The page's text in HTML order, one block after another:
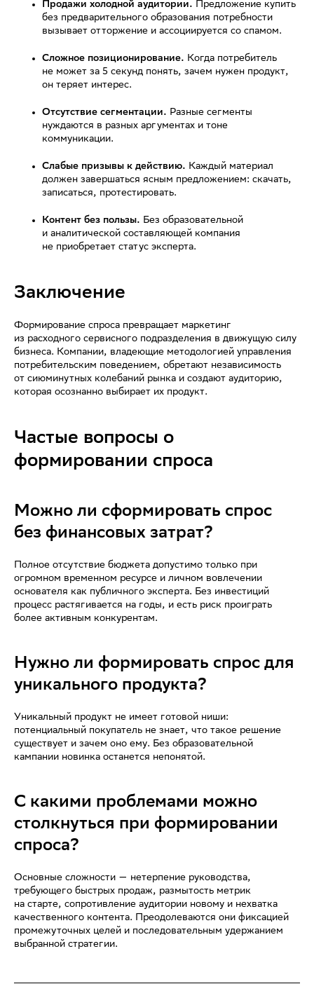
Продажи холодной аудитории. Предложение купить
без предварительного образования потребности
вызывает отторжение и ассоциируется со спамом.
Сложное позиционирование. Когда потребитель
не может за 5 секунд понять, зачем нужен продукт,
он теряет интерес.
Отсутствие сегментации. Разные сегменты
нуждаются в разных аргументах и тоне
коммуникации.
Слабые призывы к действию. Каждый материал
должен завершаться ясным предложением: скачать,
записаться, протестировать.
Контент без пользы. Без образовательной
и аналитической составляющей компания
не приобретает статус эксперта.
Заключение
Формирование спроса превращает маркетинг
из расходного сервисного подразделения в движущую силу
бизнеса. Компании, владеющие методологией управления
потребительским поведением, обретают независимость
от сиюминутных колебаний рынка и создают аудиторию,
которая осознанно выбирает их продукт.
Частые вопросы о
формировании спроса
Можно ли сформировать спрос
без финансовых затрат?
Полное отсутствие бюджета допустимо только при
огромном временном ресурсе и личном вовлечении
основателя как публичного эксперта. Без инвестиций
процесс растягивается на годы, и есть риск проиграть
более активным конкурентам.
Нужно ли формировать спрос для
уникального продукта?
Уникальный продукт не имеет готовой ниши:
потенциальный покупатель не знает, что такое решение
существует и зачем оно ему. Без образовательной
кампании новинка останется непонятой.
С какими проблемами можно
столкнуться при формировании
спроса?
Основные сложности — нетерпение руководства,
требующего быстрых продаж, размытость метрик
на старте, сопротивление аудитории новому и нехватка
качественного контента. Преодолеваются они фиксацией
промежуточных целей и последовательным удержанием
выбранной стратегии.